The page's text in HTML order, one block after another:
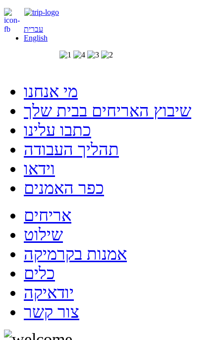
עברית
English
מי אנחנו
שיבוץ האריחים בבית שלך
כתבו עלינו
תהליך העבודה
וידאו
כפר האמנים
אריחים
שילוט
אמנות בקרמיקה
כלים
יודאיקה
צור קשר